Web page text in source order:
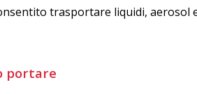
trasportare liquidi, aerosol
portare